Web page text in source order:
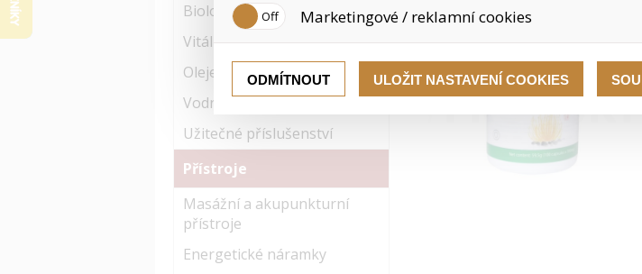
Biologické prvky
Vitální houby
Oleje
Vodní řasy
Užitečné příslušenství
Přístroje
Masážní a akupunkturní
přístroje
Energetické náramky
zkušenosti. Díky nim můžeme nabídku přímo přizpůsobit vašim
doporučením produktů či jiným nedůležitým nabídkám.
Marketingové / reklamní cookies
ODMÍTNOUT ULOŽIT NASTAVENÍ COOKIES